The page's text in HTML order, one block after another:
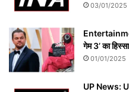
03/01/2025
गेम 3’ का
01/01/2025
UP News: